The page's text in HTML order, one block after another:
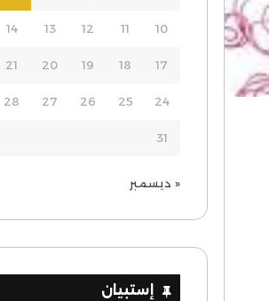
10
11
12
13
14
17
18
19
20
21
24
25
26
27
28
31
« ديسمبر
إستبيان